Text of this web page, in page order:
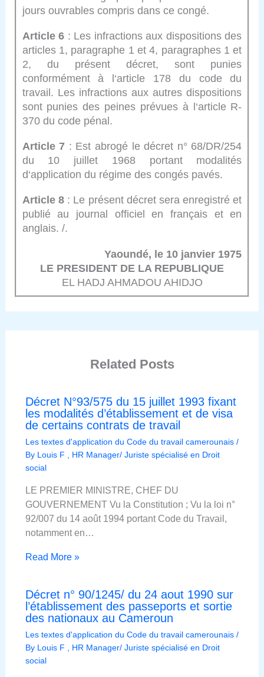
jours ouvrables compris dans ce congé.
Article 6 : Les infractions aux dispositions des
articles 1, paragraphe 1 et 4, paragraphes 1 et
2, du présent décret, sont punies
conformément à l‘article 178 du code du
travail. Les infractions aux autres dispositions
sont punies des peines prévues à l‘article R-
370 du code pénal.
Article 7 : Est abrogé le décret n° 68/DR/254
du 10 juillet 1968 portant modalités
d‘application du régime des congés pavés.
Article 8 : Le présent décret sera enregistré et
publié au journal officiel en français et en
anglais. /.
Yaoundé, le 10 janvier 1975
LE PRESIDENT DE LA REPUBLIQUE
EL HADJ AHMADOU AHIDJO
Related Posts
Décret N°93/575 du 15 juillet 1993 fixant
les modalités d’établissement et de visa
de certains contrats de travail
Les textes d'application du Code du travail camerounais/
By Louis F , HR Manager/ Juriste spécialisé en Droit
social
LE PREMIER MINISTRE, CHEF DU
GOUVERNEMENT Vu la Constitution ; Vu la loi n°
92/007 du 14 août 1994 portant Code du Travail,
notamment en…
Read More »
Décret n° 90/1245/ du 24 aout 1990 sur
l’établissement des passeports et sortie
des nationaux au Cameroun
Les textes d'application du Code du travail camerounais/
By Louis F , HR Manager/ Juriste spécialisé en Droit
social